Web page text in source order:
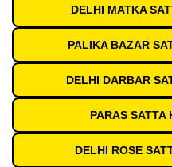
DELHI MATKA
PALIKA BAZAR
DELHI DARBAR
PARAS SATTA
DELHI ROSE